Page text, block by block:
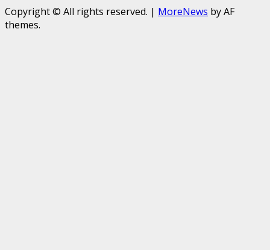
Copyright © All rights reserved. | MoreNews by AF
themes.